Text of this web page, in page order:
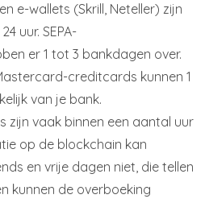
e-wallets (Skrill, Neteller) zijn
uur. SEPA-
er 1 tot 3 bankdagen over.
creditcards kunnen 1
van je bank.
zijn vaak binnen een aantal uur
op de blockchain kan
en vrije dagen niet, die tellen
kunnen de overboeking